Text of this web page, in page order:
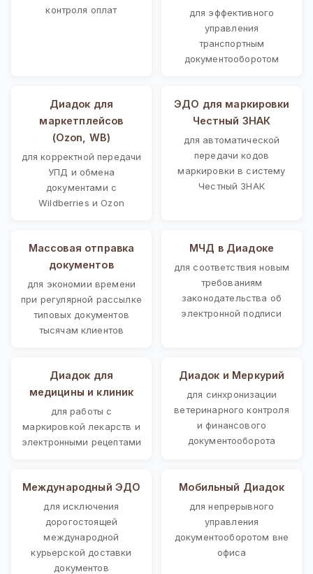
контроля оплат
для эффективного
управления
транспортным
документооборотом
Диадок для
маркетплейсов
(Ozon, WB)
для корректной передачи
УПД и обмена
документами с
Wildberries и Ozon
ЭДО для маркировки
Честный ЗНАК
для автоматической
передачи кодов
маркировки в систему
Честный ЗНАК
Массовая отправка
документов
для экономии времени
при регулярной рассылке
типовых документов
тысячам клиентов
МЧД в Диадоке
для соответствия новым
требованиям
законодательства об
электронной подписи
Диадок для
медицины и клиник
для работы с
маркировкой лекарств и
электронными рецептами
Диадок и Меркурий
для синхронизации
ветеринарного контроля
и финансового
документооборота
Международный ЭДО
для исключения
дорогостоящей
международной
курьерской доставки
документов
Мобильный Диадок
для непрерывного
управления
документооборотом вне
офиса